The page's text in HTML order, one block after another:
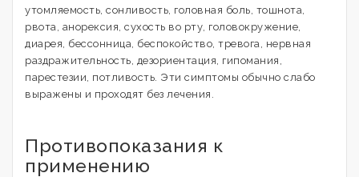
утомляемость, сонливость, головная боль, тошнота,
рвота, анорексия, сухость во рту, головокружение,
диарея, бессонница, беспокойство, тревога, нервная
раздражительность, дезориентация, гипомания,
парестезии, потливость. Эти симптомы обычно слабо
выражены и проходят без лечения.
Противопоказания к
применению